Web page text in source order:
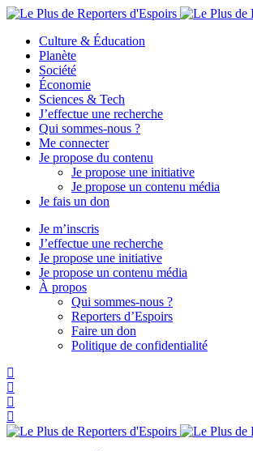
Culture & Éducation
Planète
Société
Économie
Sciences & Tech
J’effectue une recherche
Qui sommes-nous ?
Me connecter
Je propose du contenu
Je propose une initiative
Je propose un contenu média
Je fais un don
Je m’inscris
J’effectue une recherche
Je propose une initiative
Je propose un contenu média
À propos
Qui sommes-nous ?
Reporters d’Espoirs
Faire un don
Politique de confidentialité